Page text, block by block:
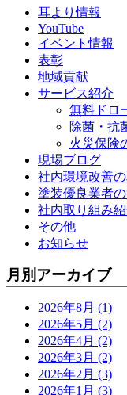
耳より情報
YouTube
イベント情報
表彰
地域貢献
サービス紹介
無料ドロ
除菌・抗
火災保険
現場ブログ
社内環境改善
塗装優良業者
社内取り組み
その他
お知らせ
月別アーカイブ
2026年8月 (1)
2026年5月 (2)
2026年4月 (2)
2026年3月 (2)
2026年2月 (3)
2026年1月 (3)